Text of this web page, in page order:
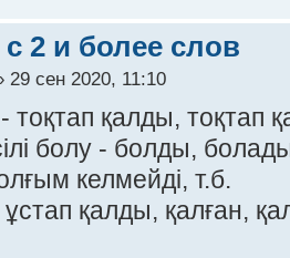
2 и более слов
29 сен 2020, 11:10
тоқтап қалды, тоқтап
болу - болды,
келмейді, т.б.
ұстап қалды, қалған,